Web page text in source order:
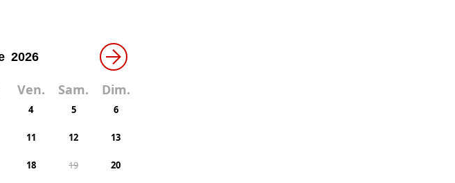
→
Ven. Sam. Dim.
4 5 6
11 12 13
18 19 20